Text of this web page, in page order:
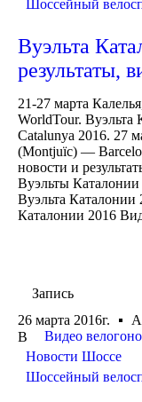
Шоссейный
Вуэльта
результаты,
21-27 марта
WorldTour. Вуэльта
Catalunya 2016. 27
(Montjuïc) —
новости и
Вуэльты
Вуэльта
Каталонии 2016
Запись
26 марта 2016г.
В
Видео
Новости Шоссе
Шоссейный